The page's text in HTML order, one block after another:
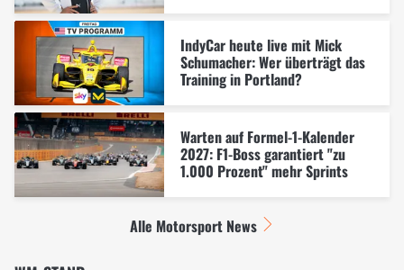
IndyCar heute live mit Mick
Schumacher: Wer überträgt das
Training in Portland?
Warten auf Formel-1-Kalender
2027: F1-Boss garantiert "zu
1.000 Prozent" mehr Sprints
Alle Motorsport News